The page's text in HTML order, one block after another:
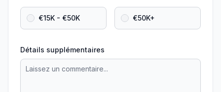
€15K - €50K €50K+
Détails supplémentaires